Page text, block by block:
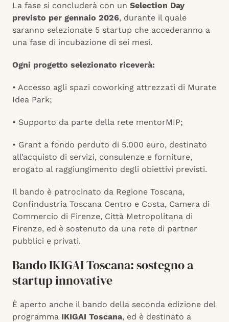
La fase si concluderà con un Selection Day
previsto per gennaio 2026, durante il quale
saranno selezionate 5 startup che accederanno a
una fase di incubazione di sei mesi.
Ogni progetto selezionato riceverà:
• Accesso agli spazi coworking attrezzati di Murate
Idea Park;
• Supporto da parte della rete mentorMIP;
• Grant a fondo perduto di 5.000 euro, destinato
all’acquisto di servizi, consulenze e forniture,
erogato al raggiungimento degli obiettivi previsti.
Il bando è patrocinato da Regione Toscana,
Confindustria Toscana Centro e Costa, Camera di
Commercio di Firenze, Città Metropolitana di
Firenze, ed è sostenuto da una rete di partner
pubblici e privati.
Bando IKIGAI Toscana: sostegno a
startup innovative
È aperto anche il bando della seconda edizione del
programma IKIGAI Toscana, ed è destinato a